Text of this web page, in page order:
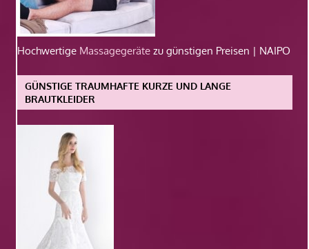
Hochwertige Massagegeräte zu günstigen Preisen | NAIPO
GÜNSTIGE TRAUMHAFTE KURZE UND LANGE
BRAUTKLEIDER